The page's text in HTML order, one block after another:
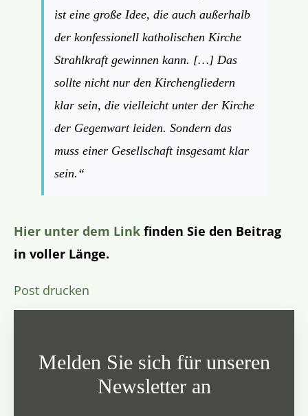
ist eine große Idee, die auch außerhalb
der konfessionell katholischen Kirche
Strahlkraft gewinnen kann. […] Das
sollte nicht nur den Kirchengliedern
klar sein, die vielleicht unter der Kirche
der Gegenwart leiden. Sondern das
muss einer Gesellschaft insgesamt klar
sein.“
Hier unter dem Link finden Sie den Beitrag
in voller Länge.
Post drucken
Melden Sie sich für unseren
Newsletter an